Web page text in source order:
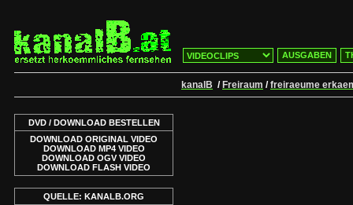
AUSGABEN
kanalB / Freiraum /freiraeume
DVD / DOWNLOAD BESTELLEN
DOWNLOAD ORIGINAL VIDEO
DOWNLOAD MP4 VIDEO
DOWNLOAD OGV VIDEO
DOWNLOAD FLASH VIDEO
QUELLE: KANALB.ORG